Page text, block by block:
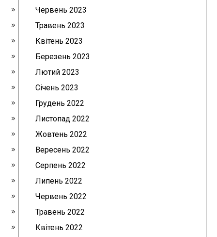
Червень 2023
Травень 2023
Квітень 2023
Березень 2023
Лютий 2023
Січень 2023
Грудень 2022
Листопад 2022
Жовтень 2022
Вересень 2022
Серпень 2022
Липень 2022
Червень 2022
Травень 2022
Квітень 2022